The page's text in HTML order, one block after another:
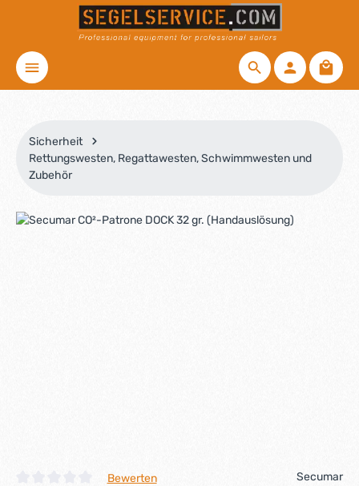
Zum Hauptinhalt springen
Sicherheit
Rettungswesten, Regattawesten, Schwimmwesten und
Zubehör
Bildergalerie überspringen
Bewerten Secumar